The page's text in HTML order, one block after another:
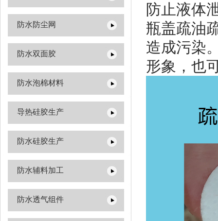
防水防尘网
防水双面胶
防水泡棉材料
导热硅胶生产
防水硅胶生产
防水辅料加工
防水透气组件
防止液体
瓶盖疏油
造成污染
形象，也